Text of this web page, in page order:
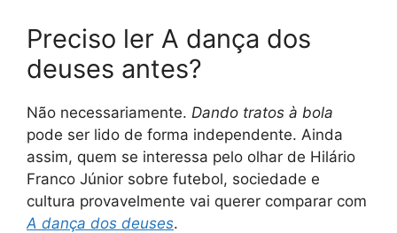
Preciso ler A dança dos
deuses antes?
Não necessariamente. Dando tratos à bola
pode ser lido de forma independente. Ainda
assim, quem se interessa pelo olhar de Hilário
Franco Júnior sobre futebol, sociedade e
cultura provavelmente vai querer comparar com
A dança dos deuses.